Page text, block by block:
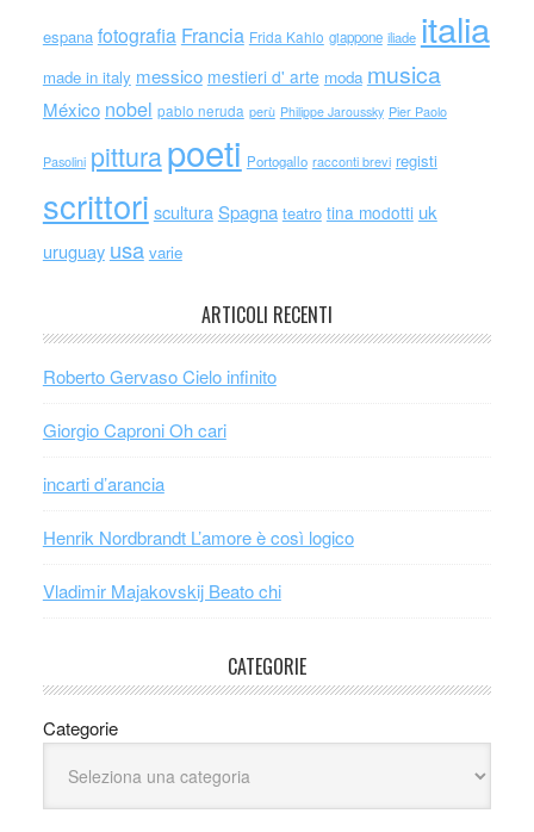
espana fotografia Francia Frida Kahlo giappone iliade italia
made in italy messico mestieri d' arte moda musica
México nobel pablo neruda perù Philippe Jaroussky Pier Paolo
Pasolini pitturapoeti Portogallo racconti brevi registi
scrittori scultura Spagna teatro tina modotti uk
uruguay usa varie
ARTICOLI RECENTI
Roberto Gervaso Cielo infinito
Giorgio Caproni Oh cari
incarti d’arancia
Henrik Nordbrandt L’amore è così logico
Vladimir Majakovskij Beato chi
CATEGORIE
Categorie